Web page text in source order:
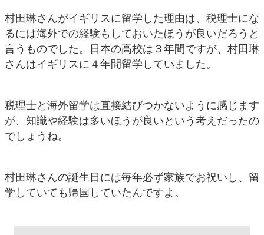
村田琳さんがイギリスに留学した理由は、税理士にな
るには海外での経験もしておいたほうが良いだろうと
言うものでした。日本の高校は３年間ですが、村田琳
さんはイギリスに４年間留学していました。
税理士と海外留学は直接結びつかないように感じます
が、知識や経験は多いほうが良いという考えだったの
でしょうね。
村田琳さんの誕生日には毎年必ず家族でお祝いし、留
学していても帰国していたんですよ。